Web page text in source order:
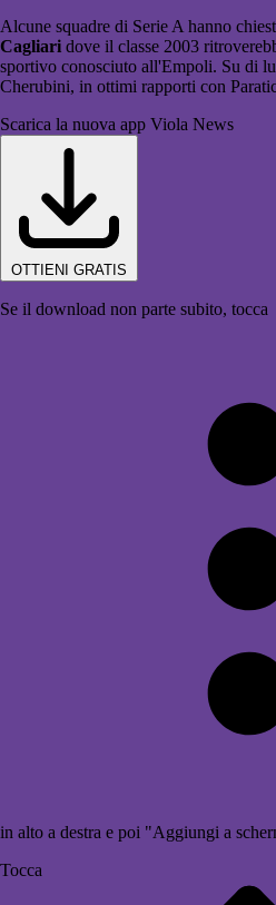
Alcune squadre di Serie A hanno
Cagliari dove il classe 2003
sportivo conosciuto all'Empoli. Su di
Cherubini, in ottimi rapporti con
Scarica la nuova app Viola News
OTTIENI GRATIS
Se il download non parte subito, tocca
in alto a destra e poi "Aggiungi a
Tocca